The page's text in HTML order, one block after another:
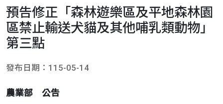
預告修正「森林遊樂區及平地森林園
區禁止輸送犬貓及其他哺乳類動物」
第三點
發布日期：115-05-14
農業部 公告